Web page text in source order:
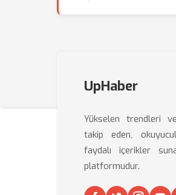
UpHaber
Yükselen trendleri
takip eden,
faydalı içerikler
platformudur.